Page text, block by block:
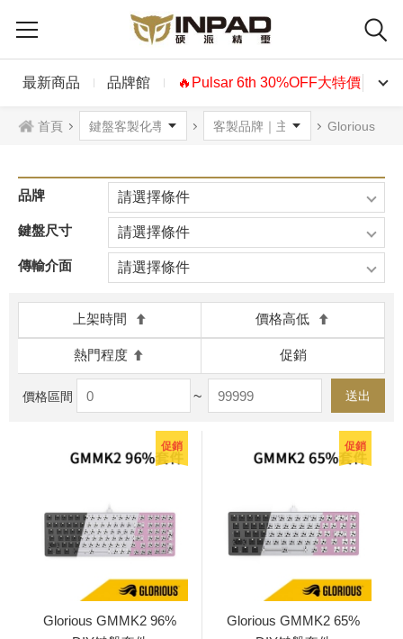
最新商品 品牌館 🔥Pulsar 6th 30%OFF大特價🔥
首頁 Glorious
品牌 請選擇條件
鍵盤尺寸 請選擇條件
傳輸介面 請選擇條件
上架時間 價格高低
熱門程度 促銷
價格區間 ~ 送出
促銷
Glorious GMMK2 96%
促銷
Glorious GMMK2 65%